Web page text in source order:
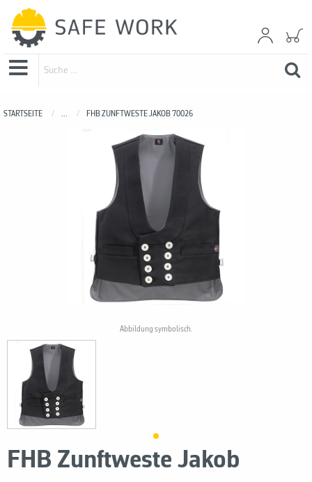
STARTSEITE ... FHB ZUNFTWESTE JAKOB 70026
FHB Zunftweste Jakob
Abbildung symbolisch.